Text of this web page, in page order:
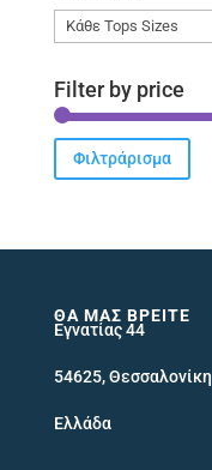
Filter by price
Φιλτράρισμα
ΘΑ ΜΑΣ ΒΡΕΊΤΕ
Εγνατίας 44
54625, Θεσσαλονίκη
Ελλάδα